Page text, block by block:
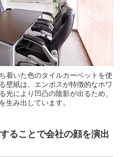
着いた色のタイルカーペットを使
壁紙は、エンボスが特徴的なホワ
光により凹凸の陰影が出るため、
生み出しています。
ることで会社の顔を演出